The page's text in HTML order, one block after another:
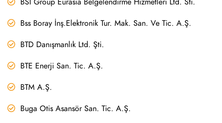
Bss Boray İnş.Elektronik Tur. Mak. San. Ve Tic. A.Ş.
BTD Danışmanlık Ltd. Şti.
BTE Enerji San. Tic. A.Ş.
BTM A.Ş.
Buga Otis Asansör San. Tic. A.Ş.